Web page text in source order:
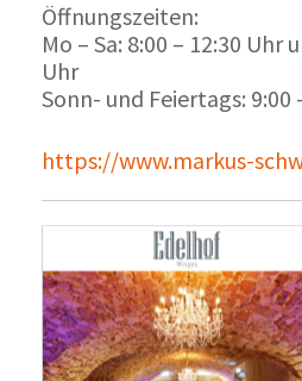
Öffnungszeiten:
Mo – Sa: 8:00 – 12:30 Uhr
Uhr
Sonn- und Feiertags: 9:00
https://www.markus-